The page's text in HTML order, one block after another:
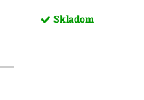
Skladom